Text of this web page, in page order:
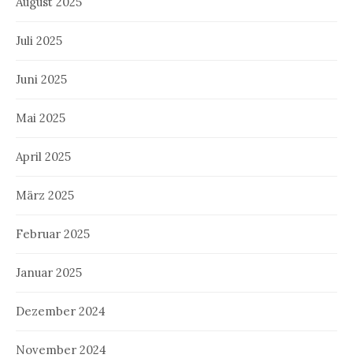
Juli 2025
Juni 2025
Mai 2025
April 2025
März 2025
Februar 2025
Januar 2025
Dezember 2024
November 2024